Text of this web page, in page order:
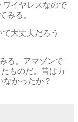
イヤレスなので
みる。
大丈夫だろう
る。アマゾンで
ものだ。昔はカ
かったか？